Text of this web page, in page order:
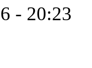
- 20:23